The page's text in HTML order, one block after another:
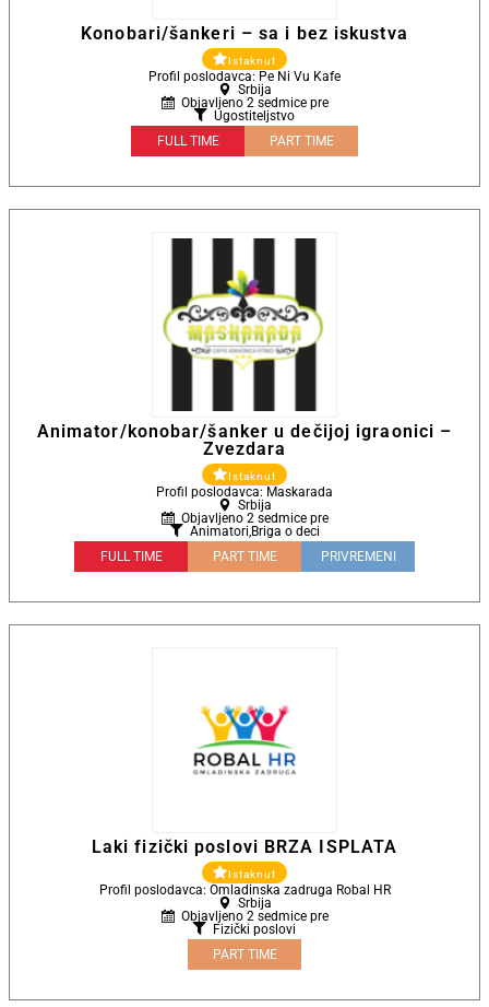
Konobari/šankeri – sa i bez iskustva
Istaknut
Profil poslodavca: Pe Ni Vu Kafe
Srbija
Objavljeno 2 sedmice pre
Ugostiteljstvo
FULL TIME
PART TIME
Animator/konobar/šanker u dečijoj igraonici –
Zvezdara
Istaknut
Profil poslodavca: Maskarada
Srbija
Objavljeno 2 sedmice pre
Animatori,Briga o deci
FULL TIME
PART TIME PRIVREMENI
Laki fizički poslovi BRZA ISPLATA
Istaknut
Profil poslodavca: Omladinska zadruga Robal HR
Srbija
Objavljeno 2 sedmice pre
Fizički poslovi
PART TIME